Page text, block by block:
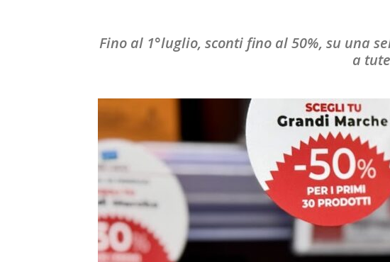
Fino al 1°luglio, sconti fino al 50%, su una
a